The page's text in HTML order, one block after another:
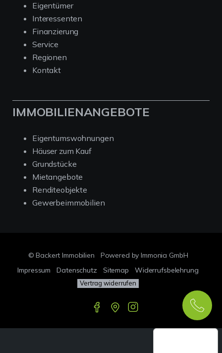
Eigentümer
Interessenten
Finanzierung
Service
Regionen
Kontakt
IMMOBILIENANGEBOTE
Eigentumswohnungen
Häuser zum Kauf
Grundstücke
Mietangebote
Renditeobjekte
Gewerbeimmobilien
© Backert Immobilien
Powered by Immonia GmbH
Impressum
Datenschutz Sitemap Widerrufsbelehrung
Vertrag widerrufen